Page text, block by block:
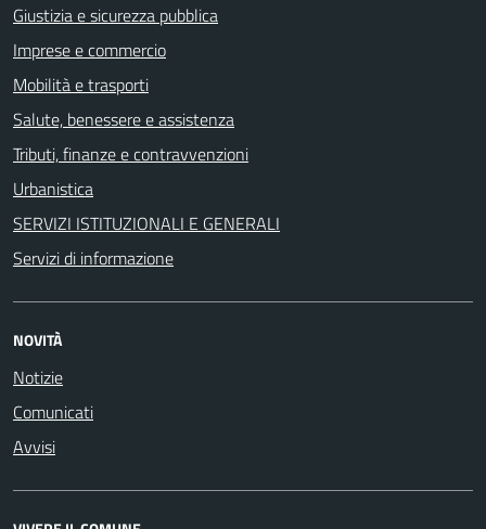
Giustizia e sicurezza pubblica
Imprese e commercio
Mobilità e trasporti
Salute, benessere e assistenza
Tributi, finanze e contravvenzioni
Urbanistica
SERVIZI ISTITUZIONALI E GENERALI
Servizi di informazione
NOVITÀ
Notizie
Comunicati
Avvisi